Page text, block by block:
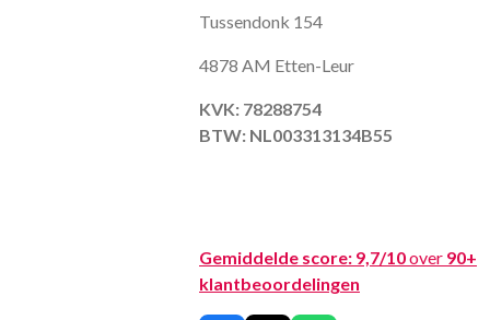
Tussendonk 154
4878 AM Etten-Leur
KVK: 78288754
BTW: NL003313134B55
Gemiddelde score: 9,7/10over 90+
klantbeoordelingen